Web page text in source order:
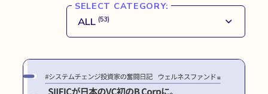
SELECT CATEGORY:
ALL(53)